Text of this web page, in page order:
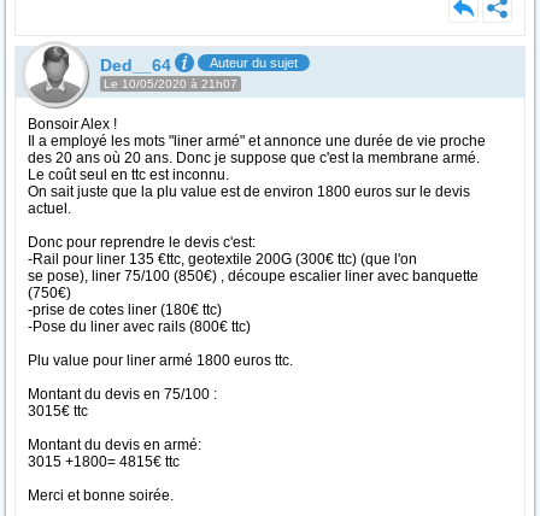
Ded__64 Auteur du sujet
Le 10/05/2020 à 21h07
Bonsoir Alex !
Il a employé les mots "liner armé" et annonce une durée de vie proche
des 20 ans où 20 ans. Donc je suppose que c'est la membrane armé.
Le coût seul en ttc est inconnu.
On sait juste que la plu value est de environ 1800 euros sur le devis
actuel.
Donc pour reprendre le devis c'est:
-Rail pour liner 135 €ttc, geotextile 200G (300€ ttc) (que l'on
se pose), liner 75/100 (850€) , découpe escalier liner avec banquette
(750€)
-prise de cotes liner (180€ ttc)
-Pose du liner avec rails (800€ ttc)
Plu value pour liner armé 1800 euros ttc.
Montant du devis en 75/100 :
3015€ ttc
Montant du devis en armé:
3015 +1800= 4815€ ttc
Merci et bonne soirée.